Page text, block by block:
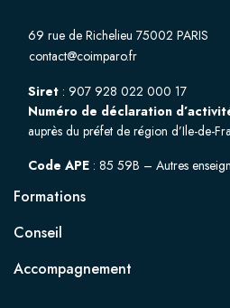
69 rue de Richelieu 75002 PARIS
contact@coimparo.fr
Siret : 907 928 022 000 17
Numéro de déclaration
auprès du préfet de région d’Ile-de-
Code APE : 85 59B – Autres
Formations
Conseil
Accompagnement